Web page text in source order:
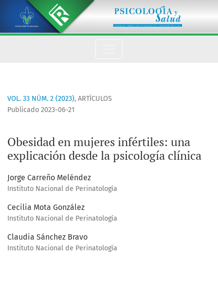
Obesidad en mujeres infértiles: una explicación desde la
VOL. 33 NÚM. 2 (2023), ARTÍCULOS
Obesidad en mujeres infértiles: una
explicación desde la psicología clínica
Publicado 2023-06-21
Jorge Carreño Meléndez
Instituto Nacional de Perinatología
Cecilia Mota González
Instituto Nacional de Perinatología
Claudia Sánchez Bravo
Instituto Nacional de Perinatología